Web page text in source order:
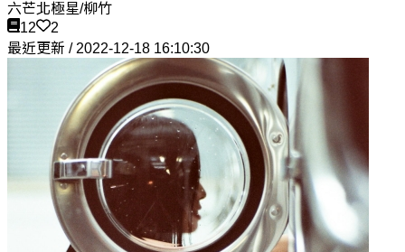
六芒北極星/柳竹
12
2
最近更新 / 2022-12-18 16:10:30